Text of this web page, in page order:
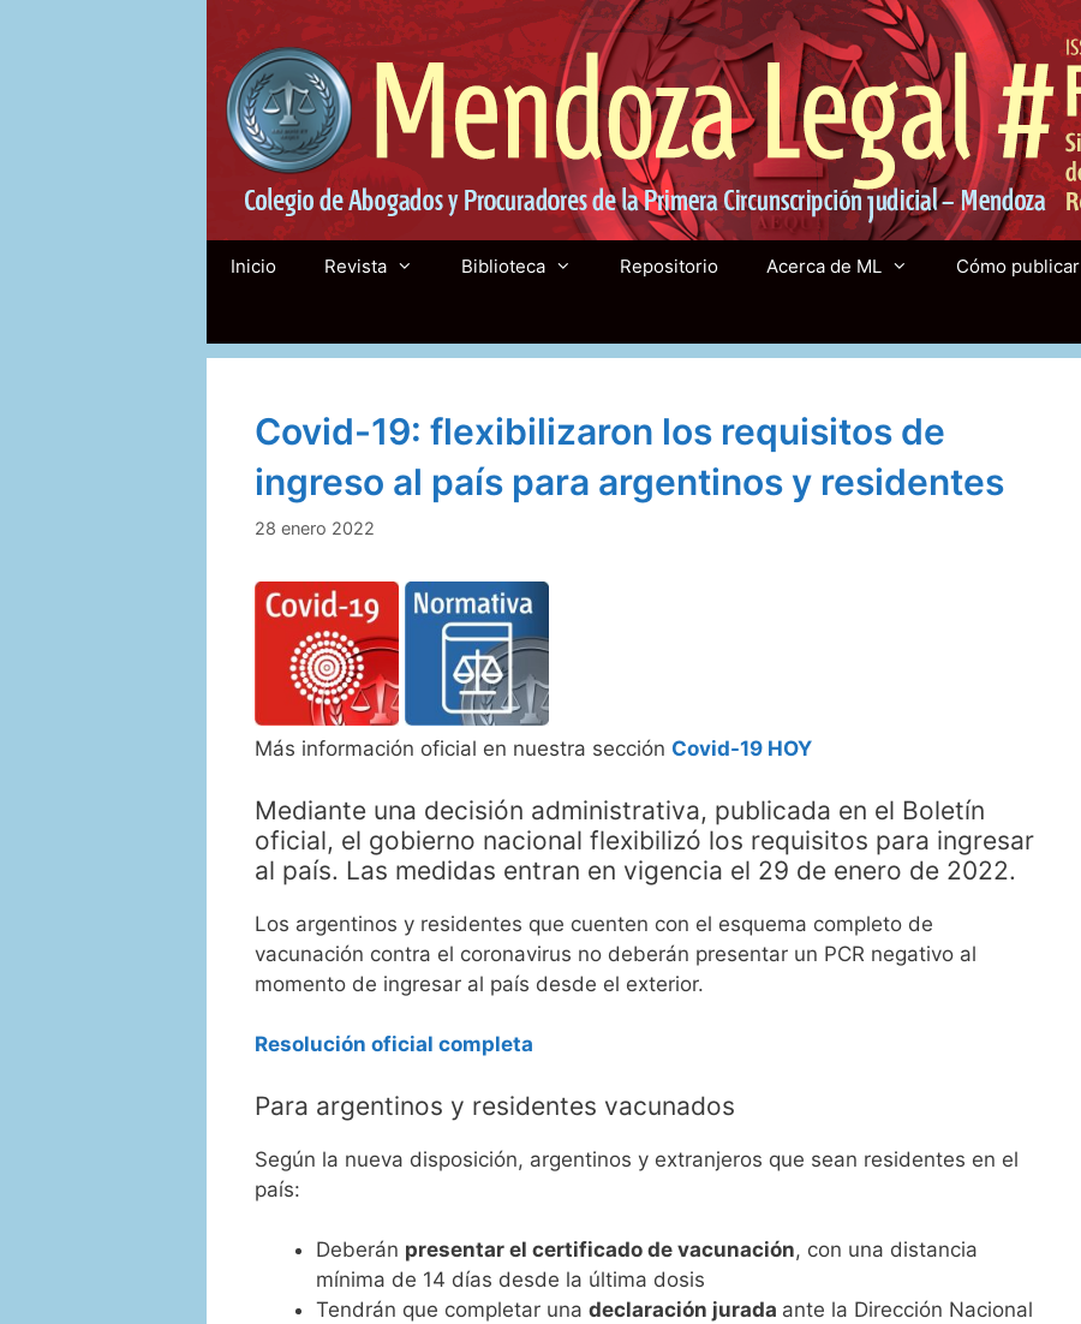
Inicio Revista Biblioteca Repositorio Acerca de ML Cómo publicar
Covid-19: flexibilizaron los requisitos de
ingreso al país para argentinos y residentes
28 enero 2022
Más información oficial en nuestra sección Covid-19 HOY
Mediante una decisión administrativa, publicada en el Boletín
oficial, el gobierno nacional flexibilizó los requisitos para ingresar
al país. Las medidas entran en vigencia el 29 de enero de 2022.
Los argentinos y residentes que cuenten con el esquema completo de
vacunación contra el coronavirus no deberán presentar un PCR negativo al
momento de ingresar al país desde el exterior.
Resolución oficial completa
Para argentinos y residentes vacunados
Según la nueva disposición, argentinos y extranjeros que sean residentes en el
país:
Deberán presentar el certificado de vacunación, con una distancia
mínima de 14 días desde la última dosis
Tendrán que completar una declaración jurada ante la Dirección Nacional